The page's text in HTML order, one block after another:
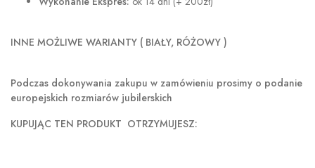
INNE MOŻLIWE WARIANTY ( BIAŁY, RÓŻOWY )
Podczas dokonywania zakupu w zamówieniu prosimy o podanie
europejskich rozmiarów jubilerskich
KUPUJĄC TEN PRODUKT OTRZYMUJESZ: